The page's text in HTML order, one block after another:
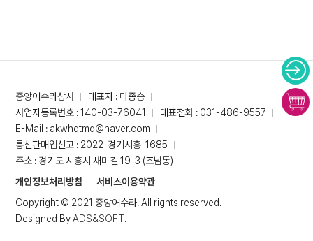
중앙어수라상사
대표자 : 마종승
사업자등록번호 : 140-03-76041
대표전화 : 031-486-9557
E-Mail : akwhdtmd@naver.com
통신판매업신고 : 2022-경기시흥-1685
주소 : 경기도 시흥시 새미길 19-3 (조남동)
개인정보처리방침
서비스이용약관
Copyright © 2021 중앙어수라. All rights reserved.
Designed ByADS&SOFT.